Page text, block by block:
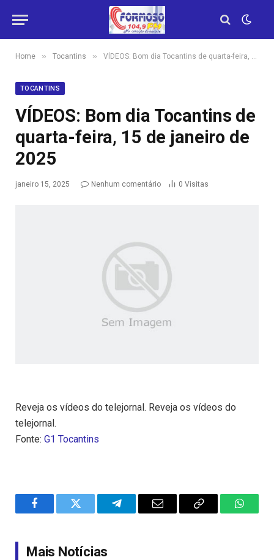
Home » Tocantins » VÍDEOS: Bom dia Tocantins de quarta-feira, 15 de janeiro de 2025
TOCANTINS
VÍDEOS: Bom dia Tocantins de
quarta-feira, 15 de janeiro de
2025
janeiro 15, 2025 Nenhum comentário 0 Visitas
Reveja os vídeos do telejornal. Reveja os vídeos do
telejornal.
Fonte: G1 Tocantins
FacebookTwitter TelegramEmail
Copy
Mais Notícias